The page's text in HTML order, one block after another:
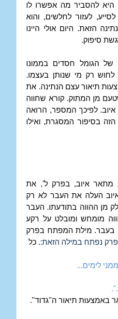
היא להסביר מה אפשרו לו
לעזור לחלשים, והוא
הזאת. היום אולי היינו
סיפוק.
הגומל חסדים בממונו
לחוש רק מי שנותן בעצמו.
תיאור עצם הנתינה. את
מן המתוק. קורא שחווה
איוב. לפיכך המספר, הרואה
הזה בסיפור המסגרת, ואילו
מתאר איוב, בפרק ל', את
איוב העלה את העבר לא רק
מן ההווה בתודעתו. העבר
מומחש ומובלט על רקע
בעבר. מילת המפתח בפרק
נפתח במילה הזאת:. כל
לימים...
באמצעות תיאור ה"גדוד".